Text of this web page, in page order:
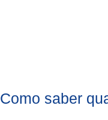
Como saber